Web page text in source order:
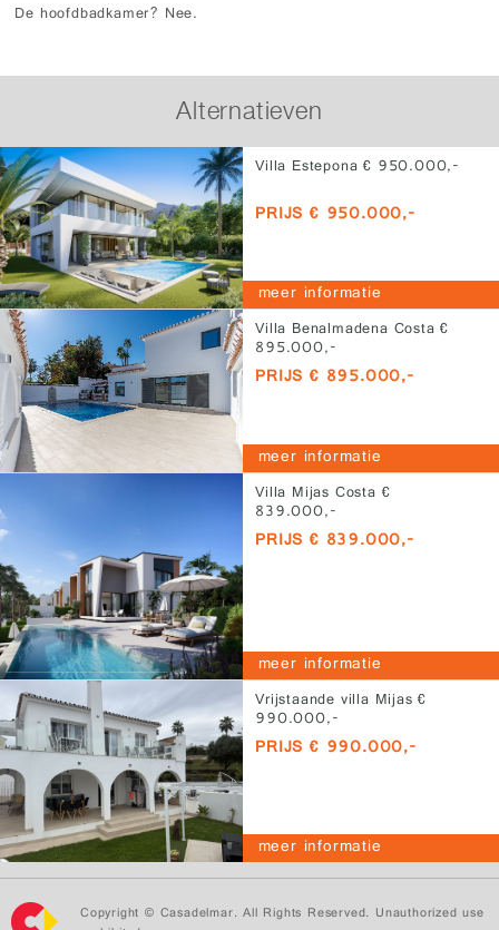
De hoofdbadkamer? Nee.
Alternatieven
Villa Estepona € 950.000,-
PRIJS € 950.000,-
meer informatie
Villa Benalmadena Costa €
895.000,-
PRIJS € 895.000,-
meer informatie
Villa Mijas Costa €
839.000,-
PRIJS € 839.000,-
meer informatie
Vrijstaande villa Mijas €
990.000,-
PRIJS € 990.000,-
meer informatie
Copyright © Casadelmar. All Rights Reserved. Unauthorized use